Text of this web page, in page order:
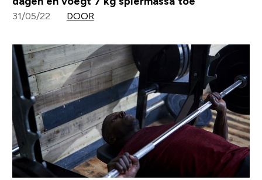
31/05/22 DOOR